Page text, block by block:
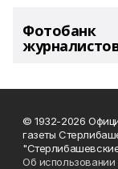
Фотобанк
© 1932-2026
газеты
Об использовании